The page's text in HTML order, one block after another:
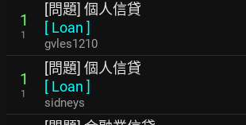
1
1
[問題] 個人信貸
[ Loan ]
gvles1210
1
1
[問題] 個人信貸
[ Loan ]
sidneys